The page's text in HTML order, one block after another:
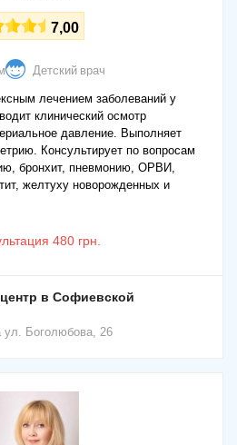
7,00
Детский врач
лечением заболеваний у
клинический осмотр
давление. Выполняет
Консультирует по вопросам
бронхит, пневмонию, ОРВИ,
желтуху новорожденных и
480 грн.
в Софиевской
ул. Боголюбова, 26